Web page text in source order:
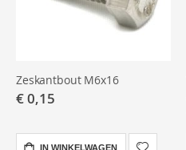
Zeskantbout M6x16
€ 0,15
IN WINKELWAGEN